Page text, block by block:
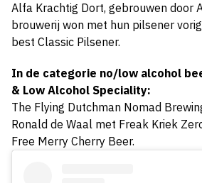
Alfa Krachtig Dort, gebrouwen door
brouwerij won met hun pilsener
best Classic Pilsener.
In de categorie no/low alcohol
& Low Alcohol Speciality:
The Flying Dutchman Nomad
Ronald de Waal met Freak Kriek
Free Merry Cherry Beer.